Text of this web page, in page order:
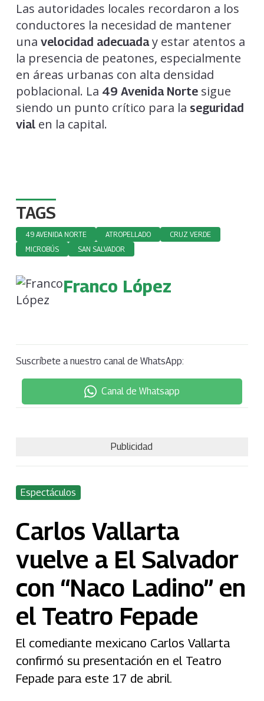
Las autoridades locales recordaron a los
conductores la necesidad de mantener
una velocidad adecuaday estar atentos a
la presencia de peatones, especialmente
en áreas urbanas con alta densidad
poblacional. La 49 Avenida Nortesigue
siendo un punto crítico para la seguridad
vialen la capital.
TAGS
49 AVENIDA NORTE ATROPELLADO
CRUZ VERDE
MICROBÚS
SAN SALVADOR
Franco López
Suscríbete a nuestro canal de WhatsApp:
Canal de Whatsapp
Publicidad
Espectáculos
Carlos Vallarta
vuelve a El Salvador
con “Naco Ladino” en
el Teatro Fepade
El comediante mexicano Carlos Vallarta
confirmó su presentación en el Teatro
Fepade para este 17 de abril.